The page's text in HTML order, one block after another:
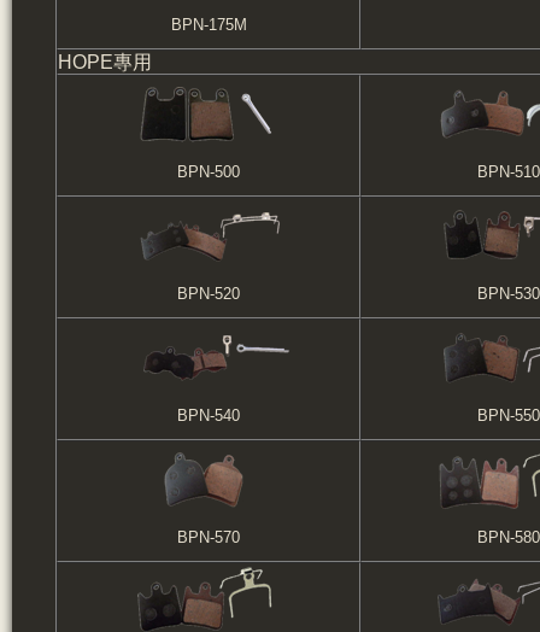
BPN-175M
HOPE專用
BPN-500 BPN-510
BPN-520 BPN-530
BPN-540 BPN-550
BPN-570 BPN-580